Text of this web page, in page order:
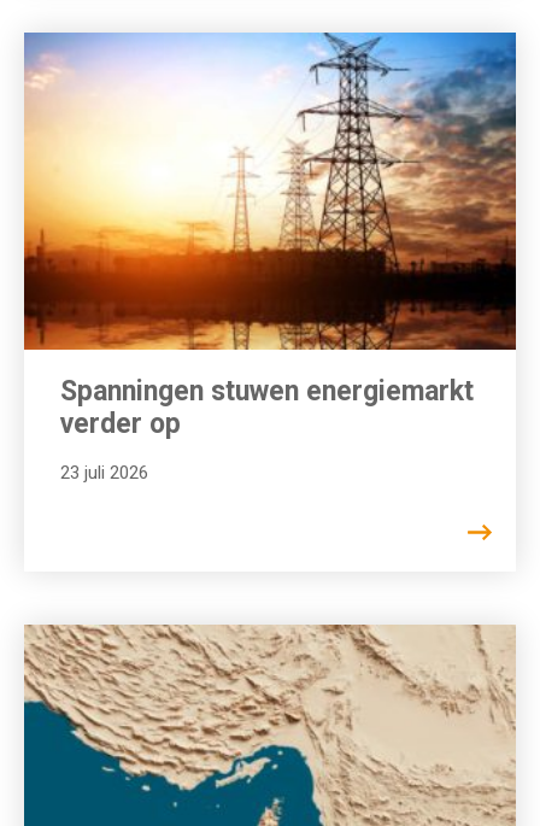
Spanningen stuwen energiemarkt
verder op
23 juli 2026